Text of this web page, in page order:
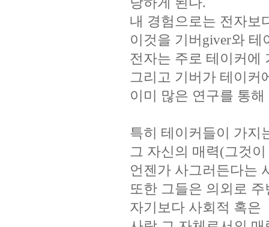
내 경험으로는 전자보
이것을 기버 giver와 테
전자는 주로 테이커에
그리고 기버가 테이커
이미 많은 연구를 통
특히 테이커들이 가지
그 자신의 매력(그것
언젠가 사그러든다는
또한 그들은 의외로
자기보다 사회적 혹은